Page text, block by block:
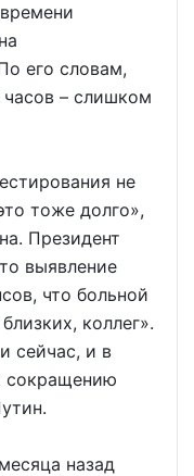
его словам,
– слишком
не
тоже долго»,
Президент
выявление
что больной
коллег».
сейчас, и в
сокращению
назад